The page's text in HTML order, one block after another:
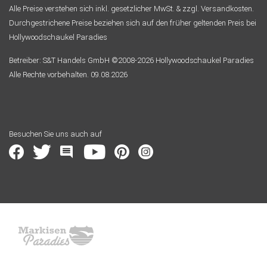
Alle Preise verstehen sich inkl. gesetzlicher MwSt. & zzgl. Versandkosten.
Durchgestrichene Preise beziehen sich auf den früher geltenden Preis bei
Hollywoodschaukel Paradies
Betreiber: S&T Handels GmbH ©2008-2026 Hollywoodschaukel Paradies
Alle Rechte vorbehalten. 09.08.2026
Besuchen Sie uns auch auf